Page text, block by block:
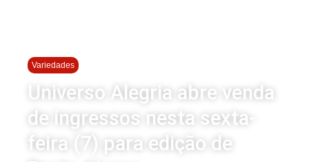
Variedades
Universo Alegria abre venda
de ingressos nesta sexta-
feira (7) para edição de